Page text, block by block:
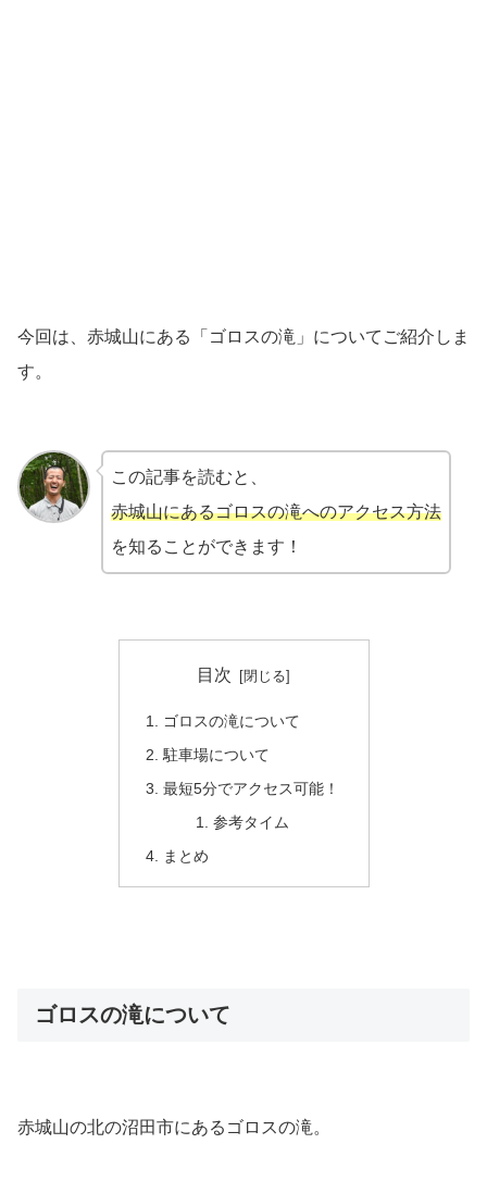
今回は、赤城山にある「ゴロスの滝」についてご紹介しま
す。
この記事を読むと、
赤城山にあるゴロスの滝へのアクセス方法
を知ることができます！
目次
ゴロスの滝について
駐車場について
最短5分でアクセス可能！
参考タイム
まとめ
ゴロスの滝について
赤城山の北の沼田市にあるゴロスの滝。